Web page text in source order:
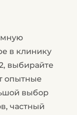
в клинику
, выбирайте
опытные
выбор
частный